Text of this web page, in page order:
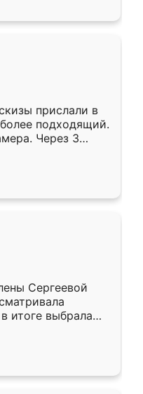
прислали в
подходящий.
Через 3
Остались
Ренессанс
Сергеевой
итоге выбрала
потом
объяснил
в срок, с